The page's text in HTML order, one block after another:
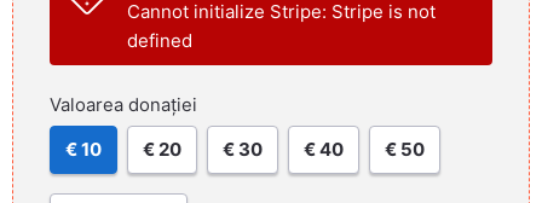
Cannot initialize Stripe: Stripe is not
defined
Valoarea donației
€ 10 € 20 € 30 € 40 € 50